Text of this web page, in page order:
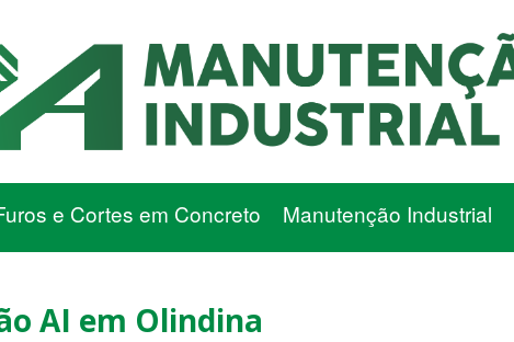
e Cortes em Concreto Manutenção Industrial
AI em Olindina